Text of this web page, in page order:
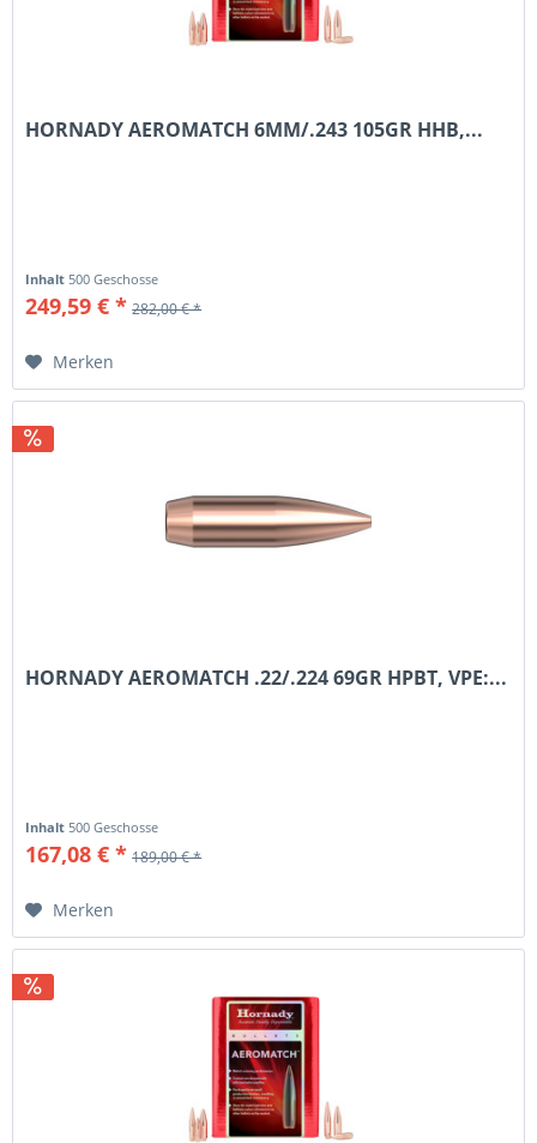
HORNADY AEROMATCH 6MM/.243 105GR HHB,...
Inhalt500 Geschosse
249,59 € * 282,00 € *
Merken
HORNADY AEROMATCH .22/.224 69GR HPBT, VPE:...
Inhalt500 Geschosse
167,08 € * 189,00 € *
Merken